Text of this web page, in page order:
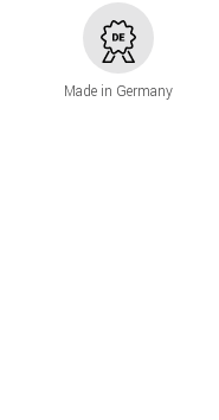
Made in Germany